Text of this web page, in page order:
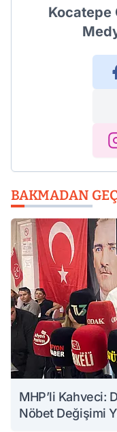
Kocatepe
BAKMADAN
MHP’li Kahveci:
Nöbet Değişimi